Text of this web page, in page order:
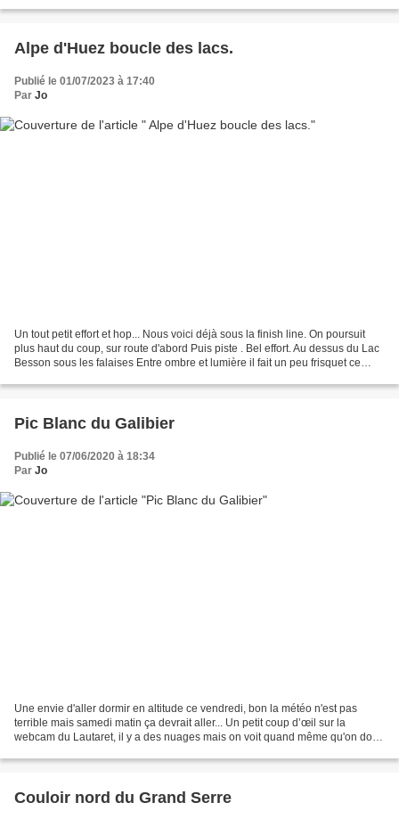
Alpe d'Huez boucle des lacs.
Publié le 01/07/2023 à 17:40
Par Jo
Un tout petit effort et hop... Nous voici déjà sous la finish line. On poursuit
plus haut du coup, sur route d'abord Puis piste . Bel effort. Au dessus du Lac
Besson sous les falaises Entre ombre et lumière il fait un peu frisquet ce
Pic Blanc du Galibier
Publié le 07/06/2020 à 18:34
Par Jo
Une envie d'aller dormir en altitude ce vendredi, bon la météo n'est pas
terrible mais samedi matin ça devrait aller... Un petit coup d’œil sur la
webcam du Lautaret, il y a des nuages mais on voit quand même qu'on doit
Couloir nord du Grand Serre